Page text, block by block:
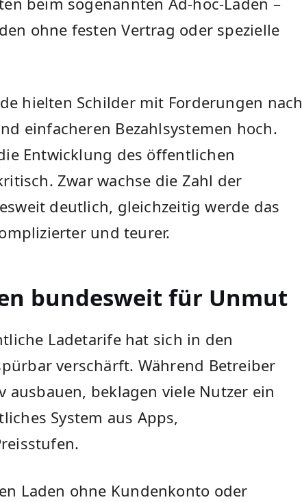
ohne festen Vertrag oder spezielle
hielten Schilder mit Forderungen nach
einfacheren Bezahlsystemen hoch.
Entwicklung des öffentlichen
Zwar wachse die Zahl der
deutlich, gleichzeitig werde das
und teurer.
bundesweit für Unmut
Ladetarife hat sich in den
verschärft. Während Betreiber
beklagen viele Nutzer ein
System aus Apps,
Laden ohne Kundenkonto oder